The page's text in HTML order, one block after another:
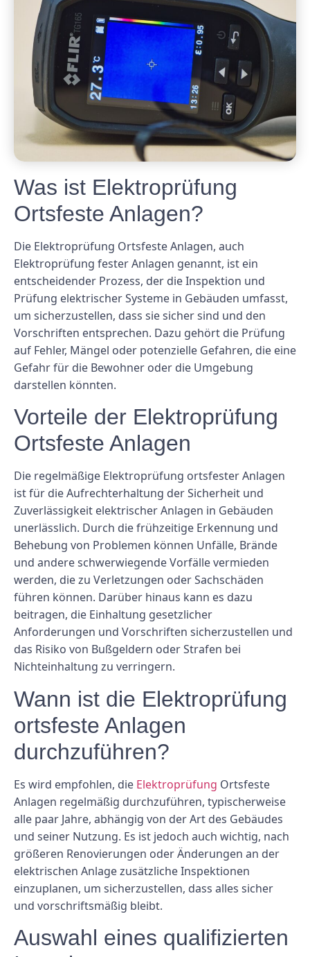
Was ist Elektroprüfung
Ortsfeste Anlagen?
Die Elektroprüfung Ortsfeste Anlagen, auch
Elektroprüfung fester Anlagen genannt, ist ein
entscheidender Prozess, der die Inspektion und
Prüfung elektrischer Systeme in Gebäuden umfasst,
um sicherzustellen, dass sie sicher sind und den
Vorschriften entsprechen. Dazu gehört die Prüfung
auf Fehler, Mängel oder potenzielle Gefahren, die eine
Gefahr für die Bewohner oder die Umgebung
darstellen könnten.
Vorteile der Elektroprüfung
Ortsfeste Anlagen
Die regelmäßige Elektroprüfung ortsfester Anlagen
ist für die Aufrechterhaltung der Sicherheit und
Zuverlässigkeit elektrischer Anlagen in Gebäuden
unerlässlich. Durch die frühzeitige Erkennung und
Behebung von Problemen können Unfälle, Brände
und andere schwerwiegende Vorfälle vermieden
werden, die zu Verletzungen oder Sachschäden
führen können. Darüber hinaus kann es dazu
beitragen, die Einhaltung gesetzlicher
Anforderungen und Vorschriften sicherzustellen und
das Risiko von Bußgeldern oder Strafen bei
Nichteinhaltung zu verringern.
Wann ist die Elektroprüfung
ortsfeste Anlagen
durchzuführen?
Es wird empfohlen, die Elektroprüfung Ortsfeste
Anlagen regelmäßig durchzuführen, typischerweise
alle paar Jahre, abhängig von der Art des Gebäudes
und seiner Nutzung. Es ist jedoch auch wichtig, nach
größeren Renovierungen oder Änderungen an der
elektrischen Anlage zusätzliche Inspektionen
einzuplanen, um sicherzustellen, dass alles sicher
und vorschriftsmäßig bleibt.
Auswahl eines qualifizierten